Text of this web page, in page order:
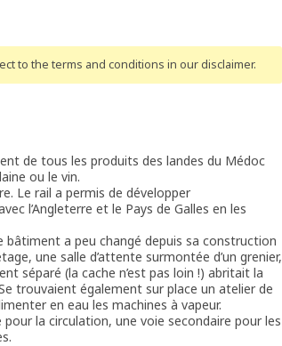
to the terms and conditions in our disclaimer.
de tous les produits des landes du Médoc
ou le vin.
Le rail a permis de développer
l’Angleterre et le Pays de Galles en les
a peu changé depuis sa construction
une salle d’attente surmontée d’un grenier,
séparé (la cache n’est pas loin !) abritait la
trouvaient également sur place un atelier de
en eau les machines à vapeur.
la circulation, une voie secondaire pour les